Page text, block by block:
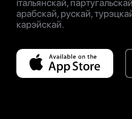
італьянскай,
арабскай, рускай,
карэйскай.